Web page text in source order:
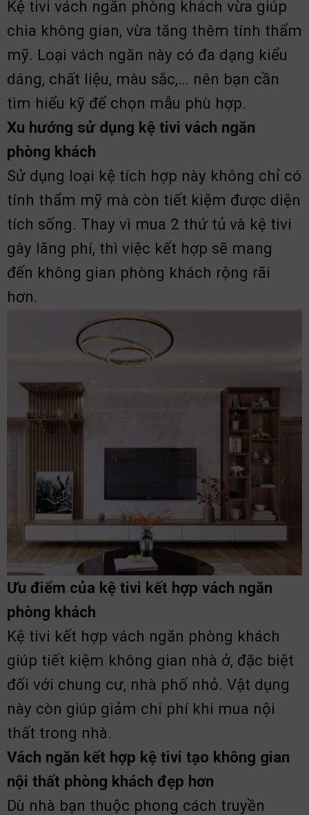
Kệ tivi vách ngăn phòng khách vừa giúp
chia không gian, vừa tăng thêm tính thẩm
mỹ. Loại vách ngăn này có đa dạng kiểu
dáng, chất liệu, màu sắc,… nên bạn cần
tìm hiểu kỹ để chọn mẫu phù hợp.
Xu hướng sử dụng kệ tivi vách ngăn
phòng khách
Sử dụng loại kệ tích hợp này không chỉ có
tính thẩm mỹ mà còn tiết kiệm được diện
tích sống. Thay vì mua 2 thứ tủ và kệ tivi
gây lãng phí, thì việc kết hợp sẽ mang
đến không gian phòng khách rộng rãi
hơn.
Ưu điểm của kệ tivi kết hợp vách ngăn
phòng khách
Kệ tivi kết hợp vách ngăn phòng khách
giúp tiết kiệm không gian nhà ở, đặc biệt
đối với chung cư, nhà phố nhỏ. Vật dụng
này còn giúp giảm chi phí khi mua nội
thất trong nhà.
Vách ngăn kết hợp kệ tivi tạo không gian
nội thất phòng khách đẹp hơn
Dù nhà bạn thuộc phong cách truyền